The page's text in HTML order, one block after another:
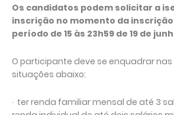
Os candidatos podem solicitar a
inscrição no momento da
período de 15 às 23h59 de 19 de
O participante deve se enquadrar
situações abaixo:
· ter renda familiar mensal de até 3